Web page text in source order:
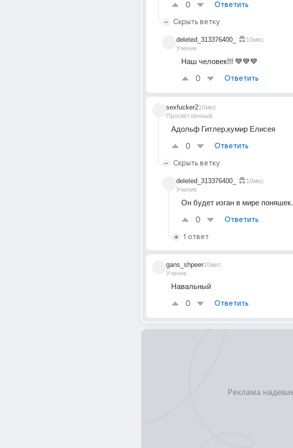
0 Ответить
Скрыть ветку
deleted_313376400_
Ученик
10мес
Наш человек!!! 💙💙💙
0 Ответить
sexfucker2
Просветленный
10мес
Адольф Гитлер,кумир Елисея
0 Ответить
Скрыть ветку
deleted_313376400_
Ученик
10мес
Он будет изган в мире поняшек.
0 Ответить
1 ответ
gans_shpeer
Ученик
10мес
Навальный
0 Ответить